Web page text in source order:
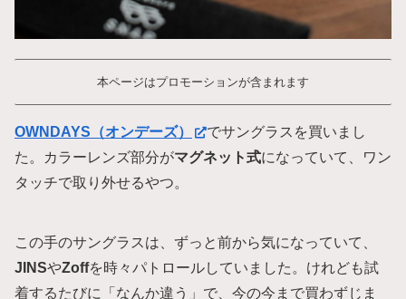
本ページはプロモーションが含まれます
OWNDAYS（オンデーズ）
でサングラスを買いまし
た。カラーレンズ部分がマグネット式になっていて、ワン
タッチで取り外せるやつ。
この手のサングラスは、ずっと前から気になっていて、
JINSやZoffを時々パトロールしていました。けれども試
着するたびに「なんか違う」で、今の今まで買わずじま